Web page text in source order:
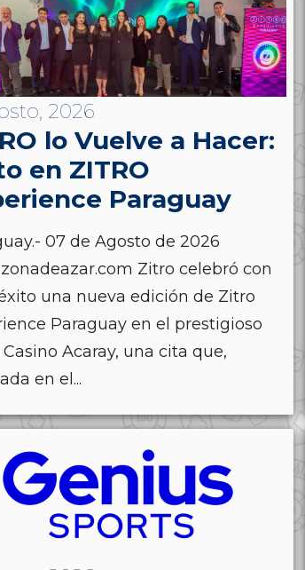
2026
lo Vuelve a Hacer:
en ZITRO
Paraguay
07 de Agosto de 2026
Zitro celebró con
una nueva edición de Zitro
Paraguay en el prestigioso
Acaray, una cita que,
en el...